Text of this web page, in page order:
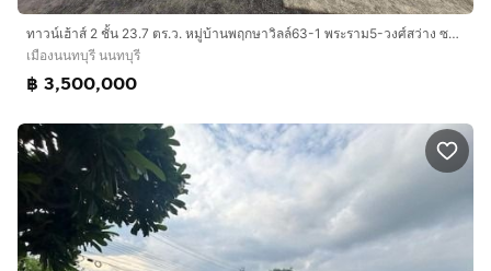
ทาวน์เฮ้าส์ 2 ชั้น 23.7 ตร.ว. หมู่บ้านพฤกษาวิลล์63-1 พระราม5-วงศ์สว่าง ซอยบางไผ่16 ถนนนครอินทร์ ถนนบางไผ่ เมืองนนทบุรี นนทบุรี
เมืองนนทบุรี นนทบุรี
฿ 3,500,000